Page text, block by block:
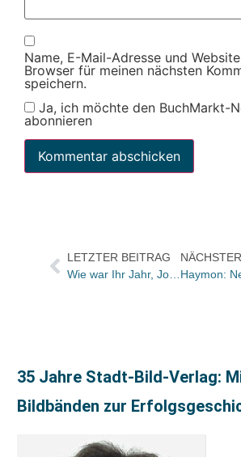
Name, E-Mail-Adresse und
Browser für meinen nächsten
speichern.
Ja, ich möchte den BuchMarkt-
abonnieren
LETZTER BEITRAG
Wie war Ihr Jahr, Jochen Jung?
35 Jahre Stadt-Bild-Verlag:
Bildbänden zur